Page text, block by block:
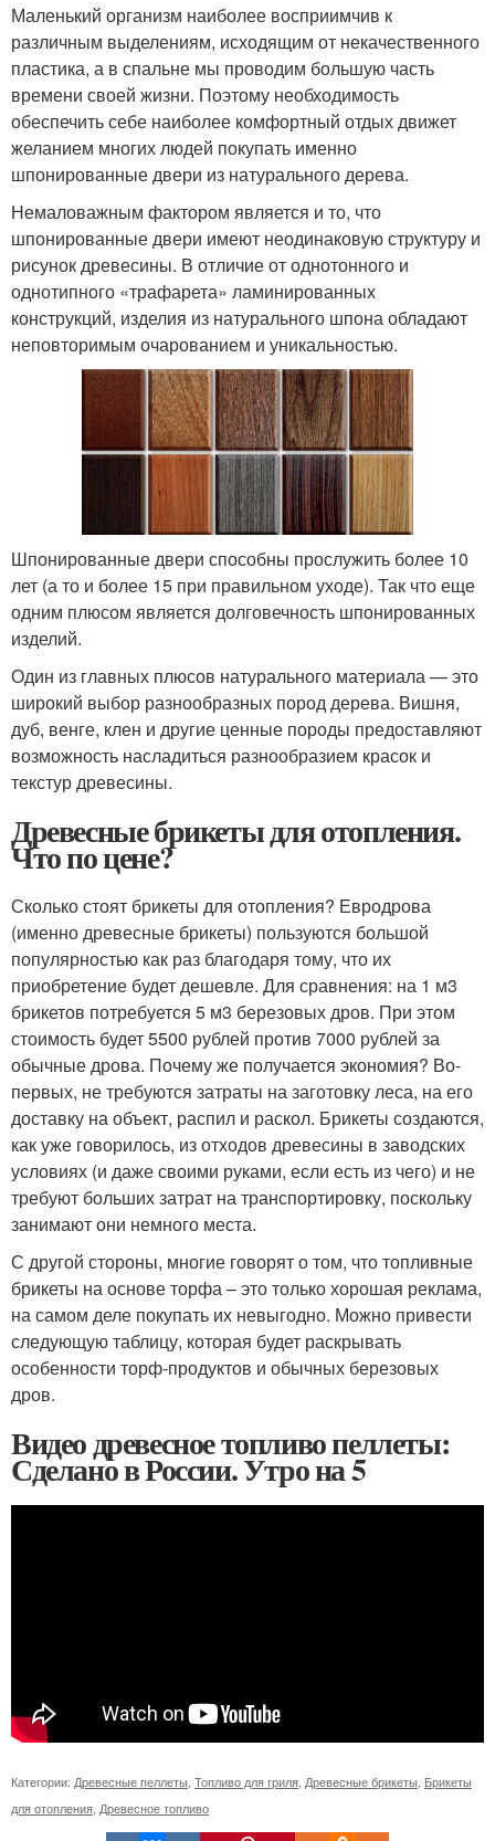
Маленький организм наиболее восприимчив к
различным выделениям, исходящим от некачественного
пластика, а в спальне мы проводим большую часть
времени своей жизни. Поэтому необходимость
обеспечить себе наиболее комфортный отдых движет
желанием многих людей покупать именно
шпонированные двери из натурального дерева.
Немаловажным фактором является и то, что
шпонированные двери имеют неодинаковую структуру и
рисунок древесины. В отличие от однотонного и
однотипного «трафарета» ламинированных
конструкций, изделия из натурального шпона обладают
неповторимым очарованием и уникальностью.
Шпонированные двери способны прослужить более 10
лет (а то и более 15 при правильном уходе). Так что еще
одним плюсом является долговечность шпонированных
изделий.
Один из главных плюсов натурального материала — это
широкий выбор разнообразных пород дерева. Вишня,
дуб, венге, клен и другие ценные породы предоставляют
возможность насладиться разнообразием красок и
текстур древесины.
Древесные брикеты для отопления.
Что по цене?
Сколько стоят брикеты для отопления? Евродрова
(именно древесные брикеты) пользуются большой
популярностью как раз благодаря тому, что их
приобретение будет дешевле. Для сравнения: на 1 м3
брикетов потребуется 5 м3 березовых дров. При этом
стоимость будет 5500 рублей против 7000 рублей за
обычные дрова. Почему же получается экономия? Во-
первых, не требуются затраты на заготовку леса, на его
доставку на объект, распил и раскол. Брикеты создаются,
как уже говорилось, из отходов древесины в заводских
условиях (и даже своими руками, если есть из чего) и не
требуют больших затрат на транспортировку, поскольку
занимают они немного места.
С другой стороны, многие говорят о том, что топливные
брикеты на основе торфа – это только хорошая реклама,
на самом деле покупать их невыгодно. Можно привести
следующую таблицу, которая будет раскрывать
особенности торф-продуктов и обычных березовых
дров.
Видео древесное топливо пеллеты:
Сделано в России. Утро на 5
Категории: Древесные пеллеты Топливо для гриля Древесные брикеты Брикеты
для отопления Древесное топливо